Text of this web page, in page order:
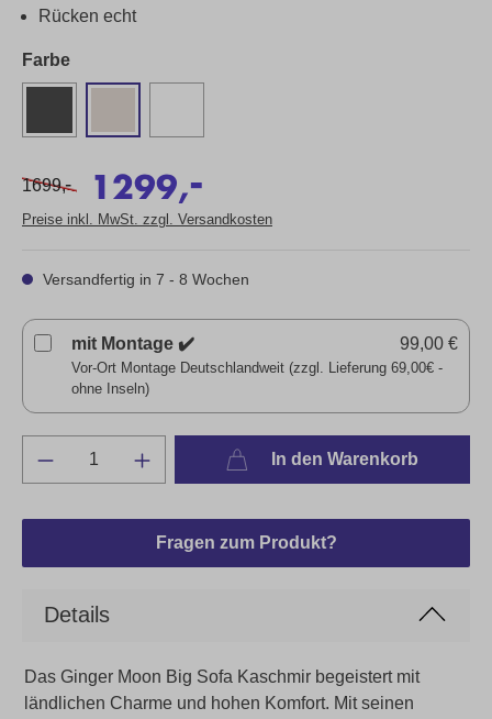
Rücken echt
Farbe
1699,- 1299,
-
Preise inkl. MwSt. zzgl. Versandkosten
Versandfertig in 7 - 8 Wochen
mit Montage ✔️
Vor-Ort Montage Deutschlandweit (zzgl. Lieferung 69,00€ -
ohne Inseln)
99,00 €
In den Warenkorb
Fragen zum Produkt?
Details
Das Ginger Moon Big Sofa Kaschmir begeistert mit
ländlichen Charme und hohen Komfort. Mit seinen